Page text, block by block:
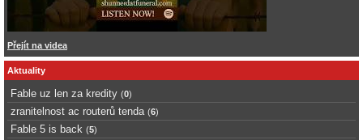
Přejít na videa
Aktuality
Fable uz len za kredity (0)
zranitelnost ac routerů tenda (6)
Fable 5 is back (5)